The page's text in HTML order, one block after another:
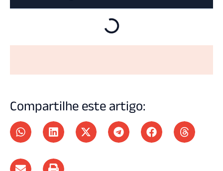
Compartilhe este artigo: